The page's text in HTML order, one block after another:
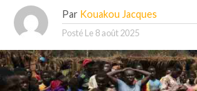
Par Kouakou Jacques
Posté Le 8 août 2025